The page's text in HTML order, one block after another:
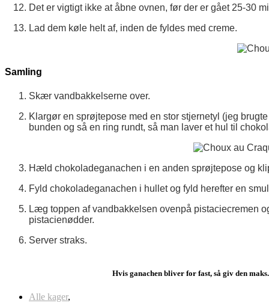
Det er vigtigt ikke at åbne ovnen, før der er gået 25-30
Lad dem køle helt af, inden de fyldes med creme.
Samling
Skær vandbakkelserne over.
Klargør en sprøjtepose med en stor stjernetyl (jeg
bunden og så en ring rundt, så man laver et hul til
Hæld chokoladeganachen i en anden sprøjtepose og
Fyld chokoladeganachen i hullet og fyld herefter en
Læg toppen af vandbakkelsen ovenpå pistaciecremen
pistacienødder.
Server straks.
Hvis ganachen bliver for fast, så giv den
Alle kager,